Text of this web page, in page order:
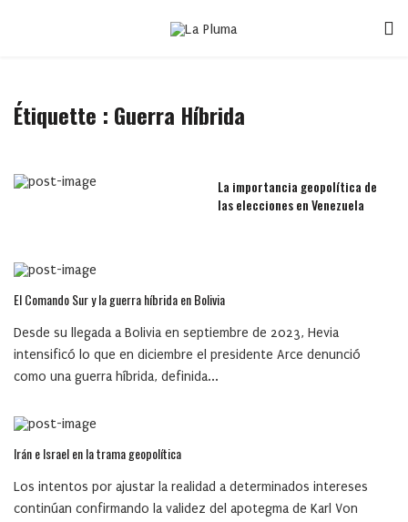
Étiquette : Guerra Híbrida
La importancia geopolítica de
las elecciones en Venezuela
El Comando Sur y la guerra híbrida en Bolivia
Desde su llegada a Bolivia en septiembre de 2023, Hevia
intensificó lo que en diciembre el presidente Arce denunció
como una guerra híbrida, definida...
Irán e Israel en la trama geopolítica
Los intentos por ajustar la realidad a determinados intereses
continúan confirmando la validez del apotegma de Karl Von